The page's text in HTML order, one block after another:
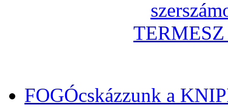
FOGÓcskázzunk a